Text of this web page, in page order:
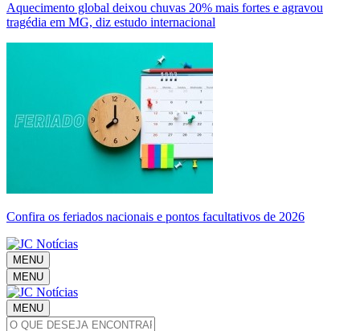
Aquecimento global deixou chuvas 20% mais fortes e agravou
tragédia em MG, diz estudo internacional
Confira os feriados nacionais e pontos facultativos de 2026
MENU
MENU
MENU